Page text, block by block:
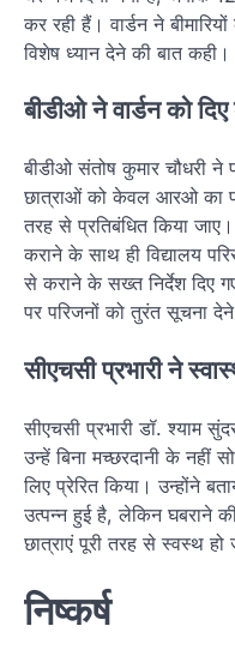
कर रही हैं। वार्डन ने
विशेष ध्यान देने की बात कही।
बीडीओ ने वार्डन को
बीडीओ संतोष कुमार चौधरी ने
छात्राओं को केवल आरओ का
तरह से प्रतिबंधित किया जाए।
कराने के साथ ही विद्यालय
से कराने के सख्त निर्देश दिए
पर परिजनों को तुरंत सूचना
सीएचसी प्रभारी ने
सीएचसी प्रभारी डॉ. श्याम
उन्हें बिना मच्छरदानी के
लिए प्रेरित किया। उन्होंने
उत्पन्न हुई है, लेकिन घबराने
छात्राएं पूरी तरह से स्वस्थ हो
निष्कर्ष